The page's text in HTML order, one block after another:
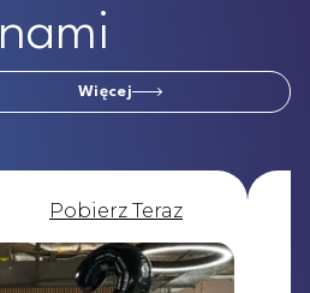
nami
Więcej
Pobierz Teraz